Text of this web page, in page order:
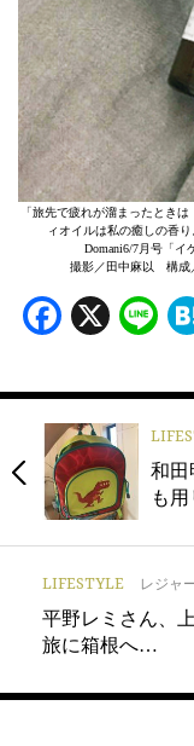
「旅先で疲れが溜まったとき
ィオイルは私の癒しの香
Domani6/7月号「イ
撮影／田中麻以 構成
X
和田
も
LIFESTYLE レジャ
平野レミさん、
旅に箱根へ…